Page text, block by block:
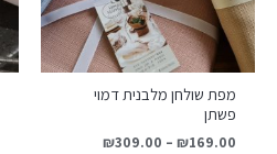
מפת שולחן מלבנית דמוי
פשתן
₪169.00
–
₪309.00